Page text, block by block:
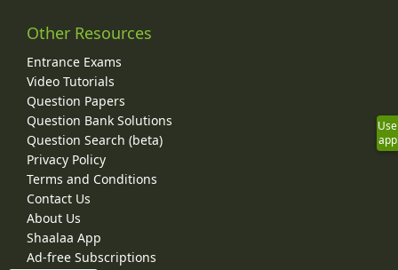
Other Resources
Entrance Exams
Video Tutorials
Question Papers
Question Bank Solutions
Question Search (beta)
Privacy Policy
Terms and Conditions
Contact Us
About Us
Shaalaa App
Ad-free Subscriptions
Use
app